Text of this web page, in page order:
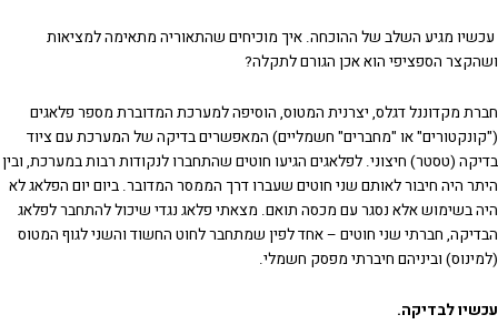
עכשיו מגיע השלב של ההוכחה. איך מוכיחים שהתאוריה מתאימה למציאות
ושהקצר הספציפי הוא אכן הגורם לתקלה?
חברת מקדוננל דגלס, יצרנית המטוס, הוסיפה למערכת המדוברת מספר פלאגים
("קונקטורים" או "מחברים" חשמליים) המאפשרים בדיקה של המערכת עם ציוד
בדיקה (טסטר) חיצוני. לפלאגים הגיעו חוטים שהתחברו לנקודות רבות במערכת, ובין
היתר היה חיבור לאותם שני חוטים שעברו דרך הממסר המדובר. ביום יום הפלאג לא
היה בשימוש אלא נסגר עם מכסה תואם. מצאתי פלאג נגדי שיכול להתחבר לפלאג
הבדיקה, חברתי שני חוטים – אחד לפין שמתחבר לחוט החשוד והשני לגוף המטוס
(למינוס) וביניהם חיברתי מפסק חשמלי.
עכשיו לבדיקה.